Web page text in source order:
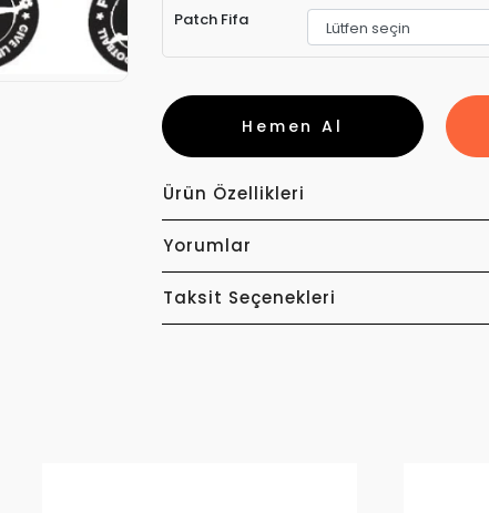
Patch Fifa
Hemen Al
Ürün Özellikleri
Yorumlar
Taksit Seçenekleri